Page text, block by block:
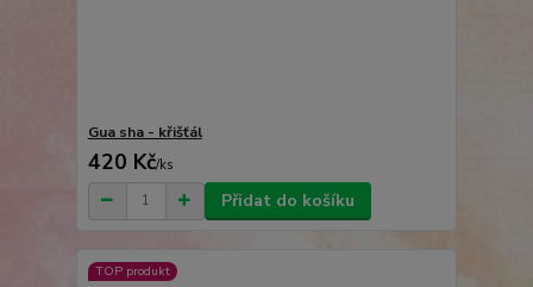
Gua sha - křišťál
420 Kč/ks
Přidat do košíku
TOP produkt